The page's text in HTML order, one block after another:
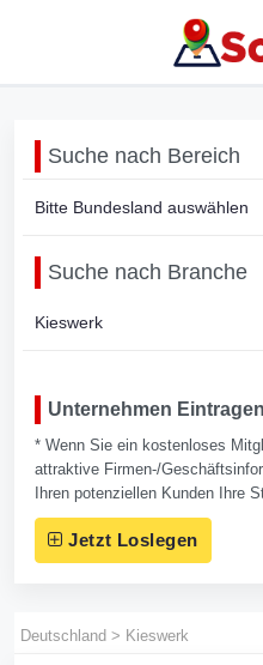
Suche nach Bereich
Bitte Bundesland auswählen
Suche nach Branche
Kieswerk
Unternehmen
* Wenn Sie ein kostenloses
attraktive Firmen-/
Ihren potenziellen Kunden Ihre
Jetzt Loslegen
Deutschland > Kieswerk